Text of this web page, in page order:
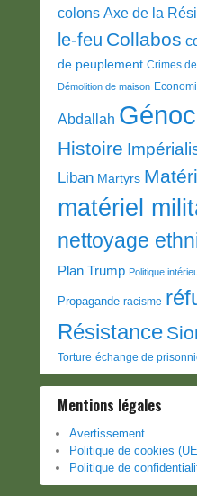
colons Axe de la
le-feu Collabos
de peuplement Crimes
Démolition de maison
Abdallah
Histoire
Liban Martyrs
matériel
nettoyage
Plan Trump Politique
Propagande racisme
Résistance
Torture échange de
Mentions légales
Avertissement
Politique de cookies
Politique de